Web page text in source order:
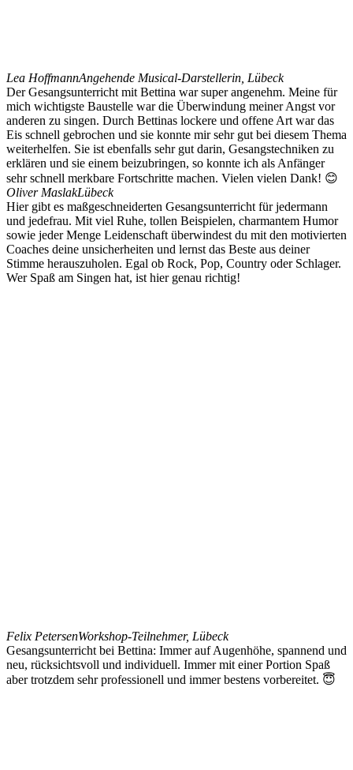
Lea HoffmannAngehende Musical-Darstellerin, Lübeck
Der Gesangsunterricht mit Bettina war super angenehm. Meine für
mich wichtigste Baustelle war die Überwindung meiner Angst vor
anderen zu singen. Durch Bettinas lockere und offene Art war das
Eis schnell gebrochen und sie konnte mir sehr gut bei diesem Thema
weiterhelfen. Sie ist ebenfalls sehr gut darin, Gesangstechniken zu
erklären und sie einem beizubringen, so konnte ich als Anfänger
sehr schnell merkbare Fortschritte machen. Vielen vielen Dank! 😊
Oliver MaslakLübeck
Hier gibt es maßgeschneiderten Gesangsunterricht für jedermann
und jedefrau. Mit viel Ruhe, tollen Beispielen, charmantem Humor
sowie jeder Menge Leidenschaft überwindest du mit den motivierten
Coaches deine unsicherheiten und lernst das Beste aus deiner
Stimme herauszuholen. Egal ob Rock, Pop, Country oder Schlager.
Wer Spaß am Singen hat, ist hier genau richtig!
Felix PetersenWorkshop-Teilnehmer, Lübeck
Gesangsunterricht bei Bettina: Immer auf Augenhöhe, spannend und
neu, rücksichtsvoll und individuell. Immer mit einer Portion Spaß
aber trotzdem sehr professionell und immer bestens vorbereitet. 😇